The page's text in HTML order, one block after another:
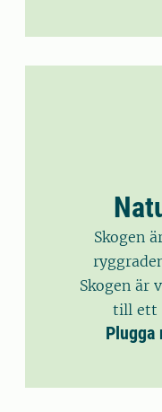
Skogen
Skogen är
till ett
Plugga